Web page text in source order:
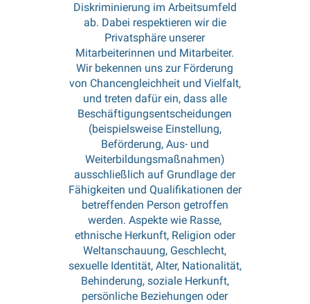
Diskriminierung im Arbeitsumfeld
ab. Dabei respektieren wir die
Privatsphäre unserer
Mitarbeiterinnen und Mitarbeiter.
Wir bekennen uns zur Förderung
von Chancengleichheit und Vielfalt,
und treten dafür ein, dass alle
Beschäftigungsentscheidungen
(beispielsweise Einstellung,
Beförderung, Aus- und
Weiterbildungsmaßnahmen)
ausschließlich auf Grundlage der
Fähigkeiten und Qualifikationen der
betreffenden Person getroffen
werden. Aspekte wie Rasse,
ethnische Herkunft, Religion oder
Weltanschauung, Geschlecht,
sexuelle Identität, Alter, Nationalität,
Behinderung, soziale Herkunft,
persönliche Beziehungen oder